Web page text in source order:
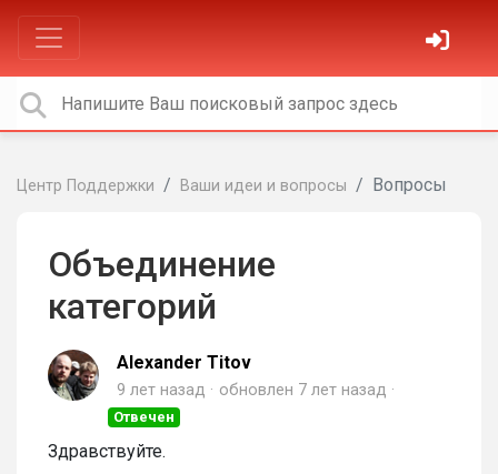
Центр Поддержки Ваши идеи и вопросы Вопросы
Объединение
категорий
Alexander Titov
9 лет назад обновлен 7 лет назад
Отвечен
Здравствуйте.